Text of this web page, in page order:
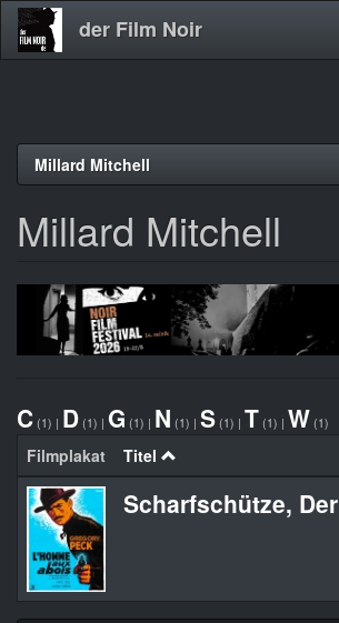
Direkt
der Film Noir
Millard Mitchell
Millard Mitchell
C (1) | D (1) | G (1) | N (1) | S (1) | T (1) | W (1)
Filmplakat Titel
Scharfschütze, Der